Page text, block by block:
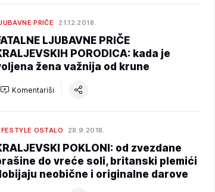
PRIČE 21.12.2018.
LJUBAVNE PRIČE
PORODICA: kada je
žena važnija od krune
Komentariši
OSTALO 28.9.2018.
POKLONI: od zvezdane
do vreće soli, britanski plemići
neobične i originalne darove